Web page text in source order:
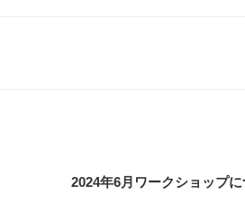
2024年6月ワークショップ